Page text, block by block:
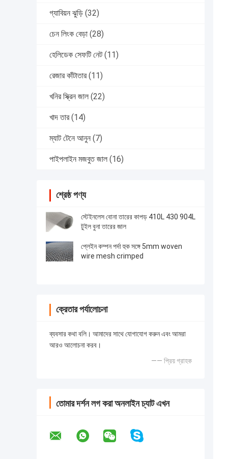
গ্যাবিয়ন ঝুড়ি (32)
চেন লিংক বেড়া (28)
হেলিডেক সেফটি নেট (11)
রেজার কাঁটাতার (11)
খনির স্ক্রিন জাল (22)
খাদ তার (14)
ম্যাট টেনে আনুন (7)
পাইপলাইন মজবুত জাল (16)
শ্রেষ্ঠ পণ্য
স্টেইনলেস বোনা তারের কাপড় 410L 430 904L
টুইল বুনা তারের জাল
প্লেইন কম্পন পর্দা হুক সঙ্গে 5mm woven
wire mesh crimped
ক্রেতার পর্যালোচনা
ব্যবসার কথা বলি। আমাদের সাথে যোগাযোগ করুন এবং আমরা
আরও আলোচনা করব।
—— প্রিয় গ্রাহক
তোমার দর্শন লগ করা অনলাইন চ্যাট এখন